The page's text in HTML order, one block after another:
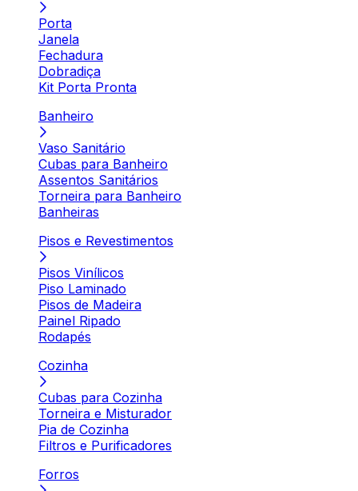
Porta
Janela
Fechadura
Dobradiça
Kit Porta Pronta
Banheiro
Vaso Sanitário
Cubas para Banheiro
Assentos Sanitários
Torneira para Banheiro
Banheiras
Pisos e Revestimentos
Pisos Vinílicos
Piso Laminado
Pisos de Madeira
Painel Ripado
Rodapés
Cozinha
Cubas para Cozinha
Torneira e Misturador
Pia de Cozinha
Filtros e Purificadores
Forros